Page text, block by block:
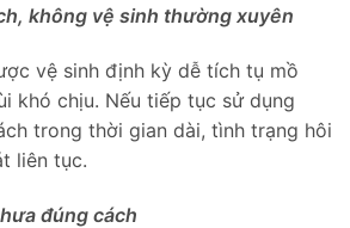
không vệ sinh thường xuyên
vệ sinh định kỳ dễ tích tụ mồ
khó chịu. Nếu tiếp tục sử dụng
trong thời gian dài, tình trạng hôi
liên tục.
đúng cách